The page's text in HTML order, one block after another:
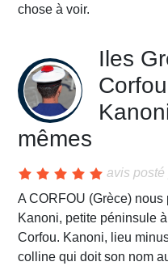
chose à voir.
Iles
mêmes
avis posté
A CORFOU (Grèce)
Kanoni, petite péninsule
Corfou. Kanoni, lieu
colline qui doit son nom